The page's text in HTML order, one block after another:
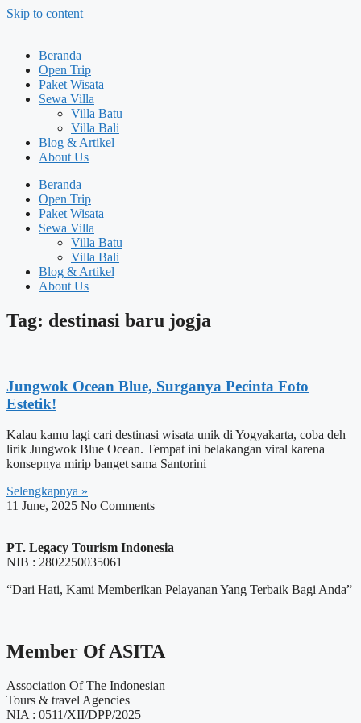
Skip to content
Beranda
Open Trip
Paket Wisata
Sewa Villa
Villa Batu
Villa Bali
Blog & Artikel
About Us
Beranda
Open Trip
Paket Wisata
Sewa Villa
Villa Batu
Villa Bali
Blog & Artikel
About Us
Tag: destinasi baru jogja
Jungwok Ocean Blue, Surganya Pecinta Foto
Estetik!
Kalau kamu lagi cari destinasi wisata unik di Yogyakarta, coba deh
lirik Jungwok Blue Ocean. Tempat ini belakangan viral karena
konsepnya mirip banget sama Santorini
Selengkapnya »
11 June, 2025 No Comments
PT. Legacy Tourism Indonesia
NIB : 2802250035061
“Dari Hati, Kami Memberikan Pelayanan Yang Terbaik Bagi Anda”
Member Of ASITA
Association Of The Indonesian
Tours & travel Agencies
NIA : 0511/XII/DPP/2025